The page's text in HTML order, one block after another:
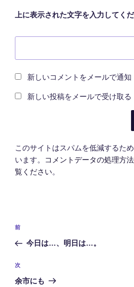
上に表示された文字を入力してくだ
新しいコメントをメールで通知
新しい投稿をメールで受け取る
このサイトはスパムを低減するた
います。
コメントデータの処理方
覧ください。
投
ナ
ビ
ゲ
前
の
稿
前
今日は…、明日は…。
次
の
次
余市にも